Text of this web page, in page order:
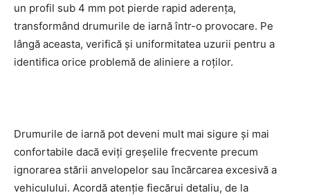
un profil sub 4 mm pot pierde rapid aderența,
transformând drumurile de iarnă într-o provocare. Pe
lângă aceasta, verifică și uniformitatea uzurii pentru a
identifica orice problemă de aliniere a roților.
Drumurile de iarnă pot deveni mult mai sigure și mai
confortabile dacă eviți greșelile frecvente precum
ignorarea stării anvelopelor sau încărcarea excesivă a
vehiculului. Acordă atenție fiecărui detaliu, de la